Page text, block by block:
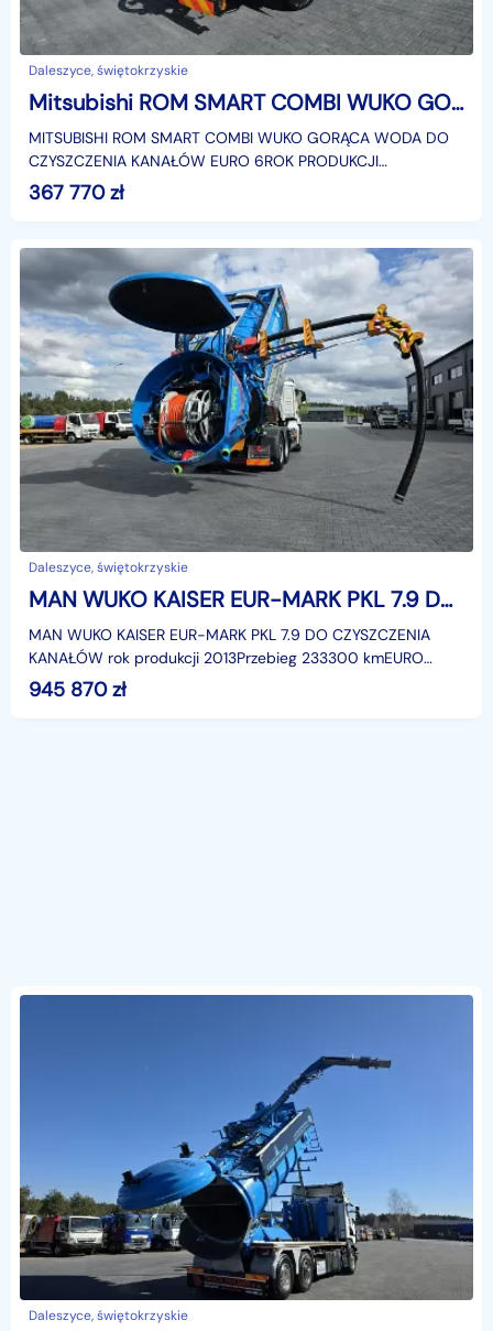
Daleszyce, świętokrzyskie
Mitsubishi ROM SMART COMBI WUKO GORĄCA WODA DO CZYSZCZENIA KANAŁÓW WUKO asenizacyjny separator beczka odpady czyszczenie kanalizacja EU
MITSUBISHI ROM SMART COMBI WUKO GORĄCA WODA DO
CZYSZCZENIA KANAŁÓW EURO 6ROK PRODUKCJI
2016Pojemność zbiorników 2750 lna brudną wodę 2000 l na
czystą wodę 750 l
367 770zł
Daleszyce, świętokrzyskie
MAN WUKO KAISER EUR-MARK PKL 7.9 DO CZYSZCZENIA KANAŁÓW EURO6 WUKO asenizacyjny separator beczka odpady czyszczenie kanalizacja
MAN WUKO KAISER EUR-MARK PKL 7.9 DO CZYSZCZENIA
KANAŁÓW rok produkcji 2013Przebieg 233300 kmEURO
6Specjalny sprzęt przeznaczony jest do hydrodynamicznego
945 870zł
Daleszyce, świętokrzyskie